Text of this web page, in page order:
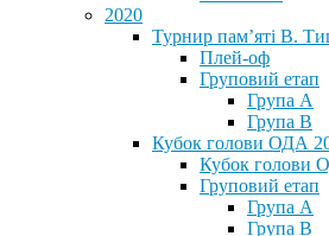
2020
Турнир пам’яті В.
Плей-оф
Груповий етап
Група А
Група В
Кубок голови ОДА
Кубок голови
Груповий етап
Група A
Група B